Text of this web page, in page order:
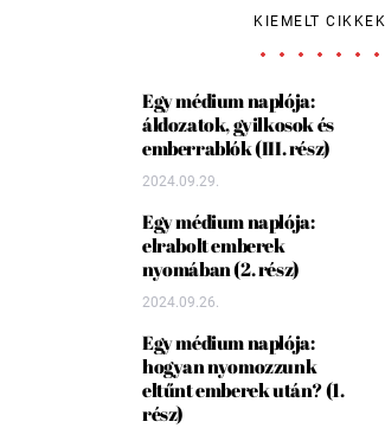
KIEMELT CIKKEK
Egy médium naplója:
áldozatok, gyilkosok és
emberrablók (III. rész)
2024.09.29.
Egy médium naplója:
elrabolt emberek
nyomában (2. rész)
2024.09.26.
Egy médium naplója:
hogyan nyomozzunk
eltűnt emberek után? (1.
rész)